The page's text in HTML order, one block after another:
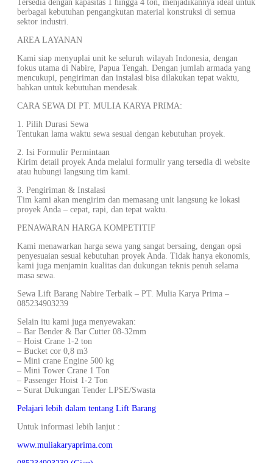
Tersedia dengan kapasitas 1 hingga 4 ton, menjadikannya ideal untuk
berbagai kebutuhan pengangkutan material konstruksi di semua
sektor industri.
AREA LAYANAN
Kami siap menyuplai unit ke seluruh wilayah Indonesia, dengan
fokus utama di Nabire, Papua Tengah. Dengan jumlah armada yang
mencukupi, pengiriman dan instalasi bisa dilakukan tepat waktu,
bahkan untuk kebutuhan mendesak.
CARA SEWA DI PT. MULIA KARYA PRIMA:
1. Pilih Durasi Sewa
Tentukan lama waktu sewa sesuai dengan kebutuhan proyek.
2. Isi Formulir Permintaan
Kirim detail proyek Anda melalui formulir yang tersedia di website
atau hubungi langsung tim kami.
3. Pengiriman & Instalasi
Tim kami akan mengirim dan memasang unit langsung ke lokasi
proyek Anda – cepat, rapi, dan tepat waktu.
PENAWARAN HARGA KOMPETITIF
Kami menawarkan harga sewa yang sangat bersaing, dengan opsi
penyesuaian sesuai kebutuhan proyek Anda. Tidak hanya ekonomis,
kami juga menjamin kualitas dan dukungan teknis penuh selama
masa sewa.
Sewa Lift Barang Nabire Terbaik – PT. Mulia Karya Prima –
085234903239
Selain itu kami juga menyewakan:
– Bar Bender & Bar Cutter 08-32mm
– Hoist Crane 1-2 ton
– Bucket cor 0,8 m3
– Mini crane Engine 500 kg
– Mini Tower Crane 1 Ton
– Passenger Hoist 1-2 Ton
– Surat Dukungan Tender LPSE/Swasta
Pelajari lebih dalam tentang Lift Barang
Untuk informasi lebih lanjut :
www.muliakaryaprima.com